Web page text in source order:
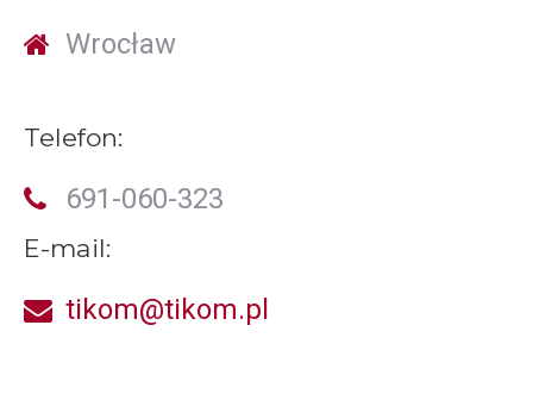
Wrocław
Telefon:
691-060-323
E-mail:
tikom@tikom.pl